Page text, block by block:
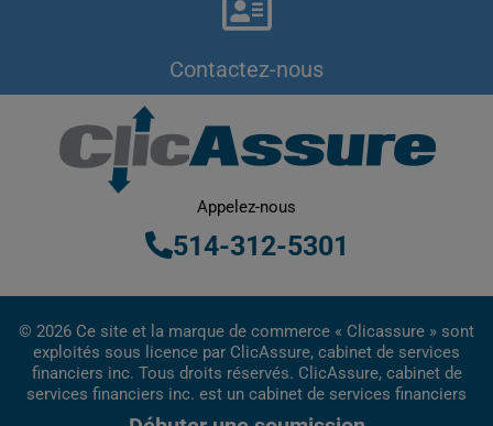
Contactez-nous
Appelez-nous
514-312-5301
© 2026 Ce site et la marque de commerce « Clicassure » sont
exploités sous licence par ClicAssure, cabinet de services
financiers inc. Tous droits réservés. ClicAssure, cabinet de
services financiers inc. est un cabinet de services financiers
inscrit au Québec.